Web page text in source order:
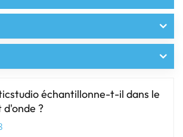
échantillonne-t-il dans le
d'onde ?